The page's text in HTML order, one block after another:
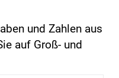
und Zahlen aus
auf Groß- und